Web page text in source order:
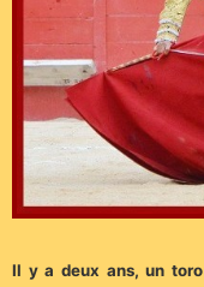
Il y a deux ans, un